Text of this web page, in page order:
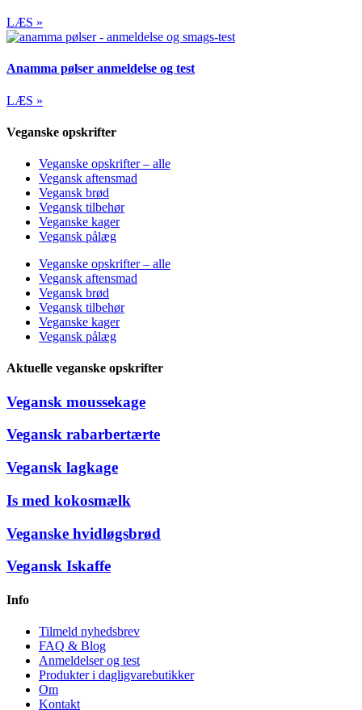
LÆS »
Anamma pølser anmeldelse og test
LÆS »
Veganske opskrifter
Veganske opskrifter – alle
Vegansk aftensmad
Vegansk brød
Vegansk tilbehør
Veganske kager
Vegansk pålæg
Veganske opskrifter – alle
Vegansk aftensmad
Vegansk brød
Vegansk tilbehør
Veganske kager
Vegansk pålæg
Aktuelle veganske opskrifter
Vegansk moussekage
Vegansk rabarbertærte
Vegansk lagkage
Is med kokosmælk
Veganske hvidløgsbrød
Vegansk Iskaffe
Info
Tilmeld nyhedsbrev
FAQ & Blog
Anmeldelser og test
Produkter i dagligvarebutikker
Om
Kontakt